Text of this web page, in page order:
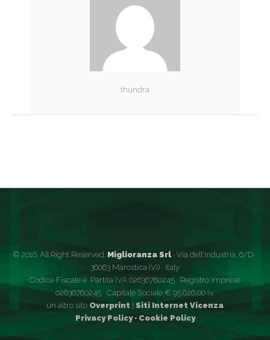
thundra
© 2016. All Right Reserved. Miglioranza Srl · Via dell'Industria, 6/D ·
36063 Marostica (VI) · Italy
Codice Fiscale e Partita IVA 02636780245 · Registro Imprese
02636780245 · Capitale Sociale € 95.626,00 i.v.
un altro sito Overprint Siti Internet Vicenza
Privacy Policy · Cookie Policy